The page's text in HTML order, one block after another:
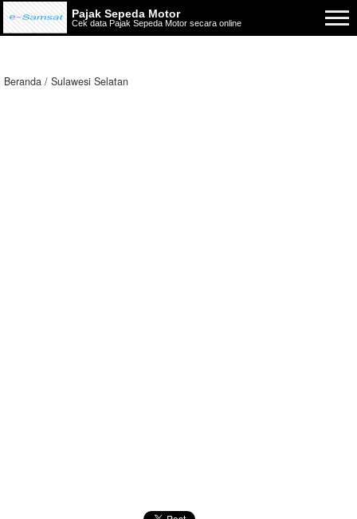
Pajak Sepeda Motor
Cek data Pajak Sepeda Motor secara online
Beranda Sulawesi Selatan